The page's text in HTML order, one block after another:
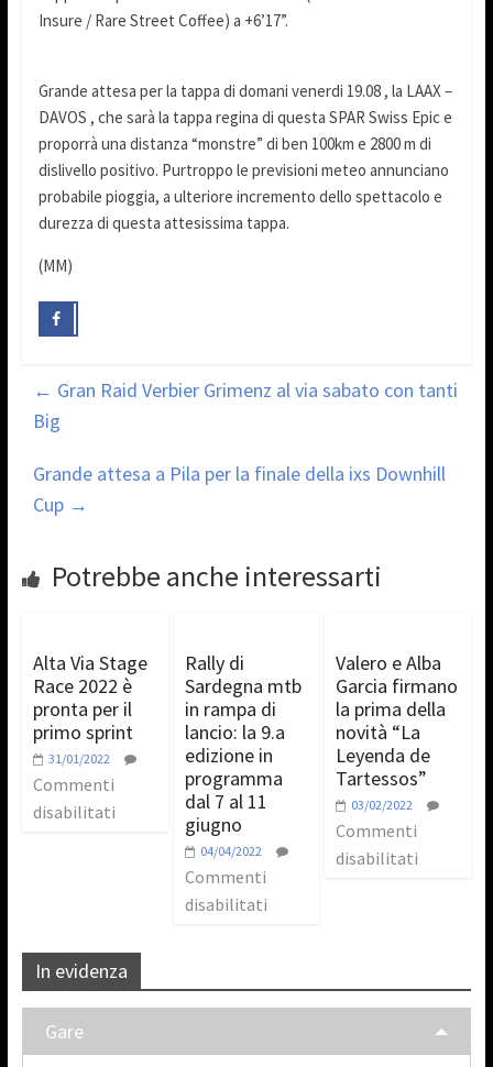
Insure / Rare Street Coffee) a +6’17”.
Grande attesa per la tappa di domani venerdi 19.08 , la LAAX –
DAVOS , che sarà la tappa regina di questa SPAR Swiss Epic e
proporrà una distanza “monstre” di ben 100km e 2800 m di
dislivello positivo. Purtroppo le previsioni meteo annunciano
probabile pioggia, a ulteriore incremento dello spettacolo e
durezza di questa attesissima tappa.
(MM)
← Gran Raid Verbier Grimenz al via sabato con tanti
Big
Grande attesa a Pila per la finale della ixs Downhill
Cup →
Potrebbe anche interessarti
Alta Via Stage
Race 2022 è
pronta per il
primo sprint
31/01/2022
Commenti
disabilitati
Rally di
Sardegna mtb
in rampa di
lancio: la 9.a
edizione in
programma
dal 7 al 11
giugno
04/04/2022
Commenti
disabilitati
Valero e Alba
Garcia firmano
la prima della
novità “La
Leyenda de
Tartessos”
03/02/2022
Commenti
disabilitati
In evidenza
Gare